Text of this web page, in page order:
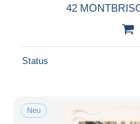
42
Status
Neu